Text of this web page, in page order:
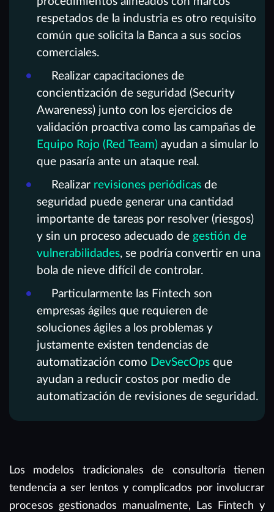
respetados de la industria es otro requisito
común que solicita la Banca a sus socios
comerciales.
Realizar capacitaciones de
concientización de seguridad (Security
Awareness) junto con los ejercicios de
validación proactiva como las campañas de
Equipo Rojo (Red Team) ayudan a simular lo
que pasaría ante un ataque real.
Realizar revisiones periódicas de
seguridad puede generar una cantidad
importante de tareas por resolver (riesgos)
y sin un proceso adecuado de gestión de
vulnerabilidades, se podría convertir en una
bola de nieve difícil de controlar.
Particularmente las Fintech son
empresas ágiles que requieren de
soluciones ágiles a los problemas y
justamente existen tendencias de
automatización como DevSecOps que
ayudan a reducir costos por medio de
automatización de revisiones de seguridad.
Los modelos tradicionales de consultoría tienen
tendencia a ser lentos y complicados por involucrar
procesos gestionados manualmente, Las Fintech y